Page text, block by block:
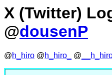
X (Twitter)
@dousenP
@h_hiro @h_hiro_ @